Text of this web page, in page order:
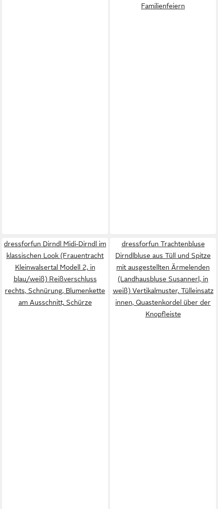
Familienfeiern
dressforfun Dirndl Midi-Dirndl im
klassischen Look (Frauentracht
Kleinwalsertal Modell 2, in
blau/weiß) Reißverschluss
rechts, Schnürung, Blumenkette
am Ausschnitt, Schürze
dressforfun Trachtenbluse
Dirndlbluse aus Tüll und Spitze
mit ausgestellten Ärmelenden
(Landhausbluse Susannerl, in
weiß) Vertikalmuster, Tülleinsatz
innen, Quastenkordel über der
Knopfleiste